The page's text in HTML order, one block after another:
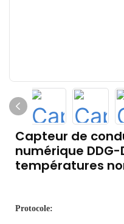
Capteur de
numérique
températures
Protocole: